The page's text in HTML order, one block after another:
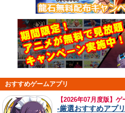
おすすめゲームアプリ
【2026年07月度版】ゲ
-厳選おすすめアプ